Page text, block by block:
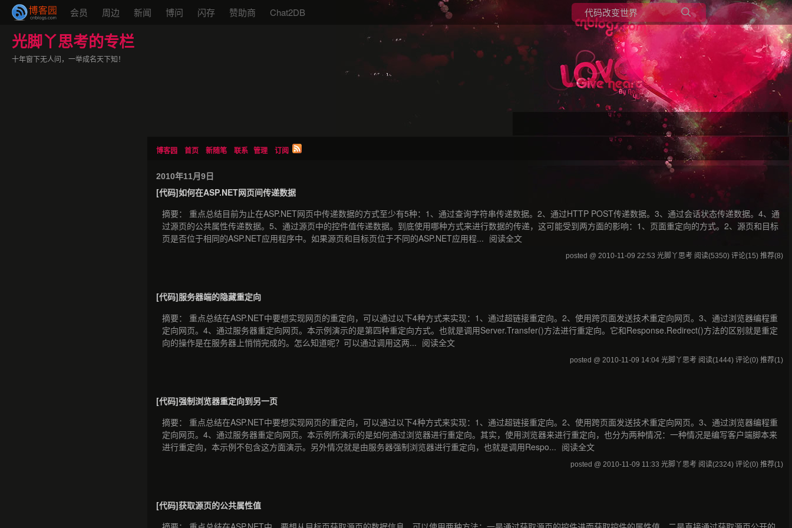
会员 周边 新闻 博问 闪存 赞助商 Chat2DB
所有博客
当前博客
光脚丫思考的专栏
十年窗下无人问，一举成名天下知！
博客园 首页 新随笔 联系 管理 订阅
2010年11月9日
[代码]如何在ASP.NET网页间传递数据
摘要： 重点总结目前为止在ASP.NET网页中传递数据的方式至少有5种：1、通过查询字符串传递数据。2、通过HTTP POST传递数据。3、通过会话状态传递数据。4、通
过源页的公共属性传递数据。5、通过源页中的控件值传递数据。到底使用哪种方式来进行数据的传递，这可能受到两方面的影响：1、页面重定向的方式。2、源页和目标
页是否位于相同的ASP.NET应用程序中。如果源页和目标页位于不同的ASP.NET应用程... 阅读全文
posted @ 2010-11-09 22:53 光脚丫思考 阅读(5350) 评论(15) 推荐(8)
[代码]服务器端的隐藏重定向
摘要： 重点总结在ASP.NET中要想实现网页的重定向，可以通过以下4种方式来实现：1、通过超链接重定向。2、使用跨页面发送技术重定向网页。3、通过浏览器编程重
定向网页。4、通过服务器重定向网页。本示例演示的是第四种重定向方式。也就是调用Server.Transfer()方法进行重定向。它和Response.Redirect()方法的区别就是重定
向的操作是在服务器上悄悄完成的。怎么知道呢？可以通过调用这两... 阅读全文
posted @ 2010-11-09 14:04 光脚丫思考 阅读(1444) 评论(0) 推荐(1)
[代码]强制浏览器重定向到另一页
摘要： 重点总结在ASP.NET中要想实现网页的重定向，可以通过以下4种方式来实现：1、通过超链接重定向。2、使用跨页面发送技术重定向网页。3、通过浏览器编程重
定向网页。4、通过服务器重定向网页。本示例所演示的是如何通过浏览器进行重定向。其实，使用浏览器来进行重定向，也分为两种情况：一种情况是编写客户端脚本来
进行重定向，本示例不包含这方面演示。另外情况就是由服务器强制浏览器进行重定向，也就是调用Respo... 阅读全文
posted @ 2010-11-09 11:33 光脚丫思考 阅读(2324) 评论(0) 推荐(1)
[代码]获取源页的公共属性值